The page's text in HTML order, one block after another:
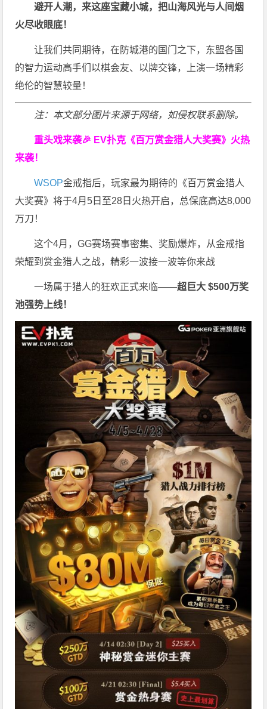
避开人潮，来这座宝藏小城，把山海风光与人间烟
火尽收眼底！
让我们共同期待，在防城港的国门之下，东盟各国
的智力运动高手们以棋会友、以牌交锋，上演一场精彩
绝伦的智慧较量！
注：本文部分图片来源于网络，如侵权联系删除。
重头戏来袭🎉 EV扑克 《百万赏金猎人大奖赛》 火热
来袭！
WSOP金戒指后，玩家最为期待的《百万赏金猎人
大奖赛》将于4月5日至28日火热开启，总保底高达8,000
万刀！
这个4月，GG赛场赛事密集、奖励爆炸，从金戒指
荣耀到赏金猎人之战，精彩一波接一波等你来战
一场属于猎人的狂欢正式来临——超巨大 $500万奖
池强势上线！